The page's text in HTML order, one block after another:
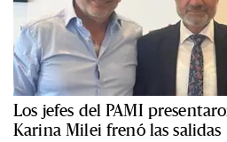
Los jefes del PAMI
Karina Milei frenó las salidas